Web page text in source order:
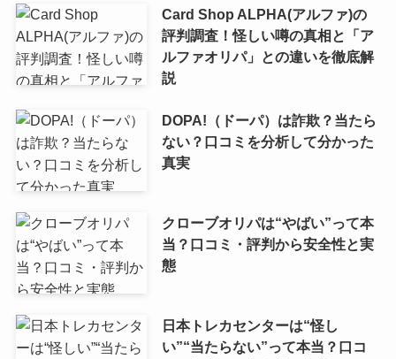
Card Shop ALPHA(アルファ)の
評判調査！怪しい噂の真相と「ア
ルファオリパ」との違いを徹底解
説
DOPA!（ドーパ）は詐欺？当たら
ない？口コミを分析して分かった
真実
クローブオリパは“やばい”って本
当？口コミ・評判から安全性と実
態
日本トレカセンターは“怪し
い”“当たらない”って本当？口コ